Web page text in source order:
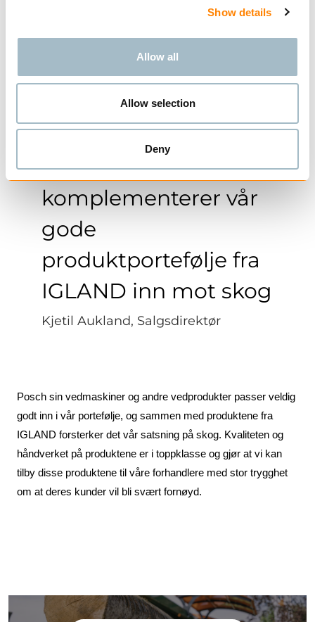
Show details
Allow all
Allow selection
Deny
POSCH sine
produkter
komplementerer vår
gode
produktportefølje fra
IGLAND inn mot skog
Kjetil Aukland, Salgsdirektør
Posch sin vedmaskiner og andre vedprodukter passer veldig
godt inn i vår portefølje, og sammen med produktene fra
IGLAND forsterker det vår satsning på skog. Kvaliteten og
håndverket på produktene er i toppklasse og gjør at vi kan
tilby disse produktene til våre forhandlere med stor trygghet
om at deres kunder vil bli svært fornøyd.